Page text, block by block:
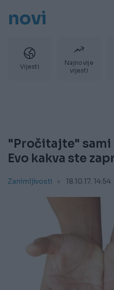
novi
Vijesti
Najnovije
vijesti
"Pročitajte" sami
Evo kakva ste
Zanimljivosti 18.10.17. 14:54